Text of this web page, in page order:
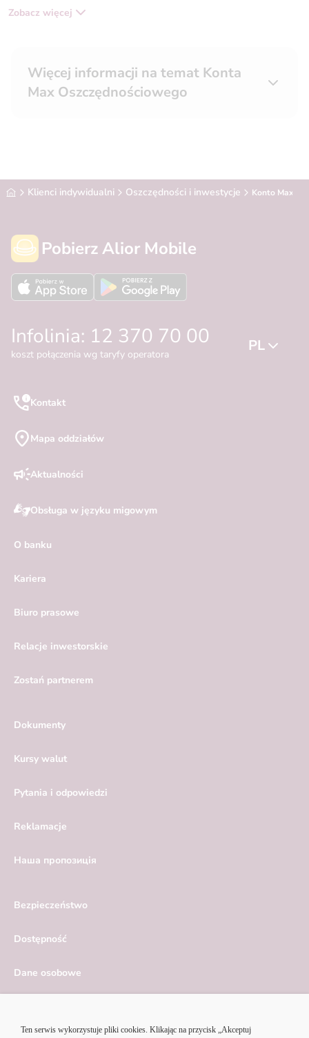
Zobacz więcej
Więcej informacji na temat Konta
Max Oszczędnościowego
Alior BankKlienci indywidualni Oszczędności i inwestycje Konto Max
Pobierz Alior Mobile
Infolinia: 12 370 70 00
koszt połączenia wg taryfy operatora PL
Kontakt
Mapa oddziałów
Aktualności
Obsługa w języku migowym
O banku
Kariera
Biuro prasowe
Relacje inwestorskie
Zostań partnerem
Dokumenty
Kursy walut
Pytania i odpowiedzi
Reklamacje
Hаша пропозиція
Bezpieczeństwo
Dostępność
Dane osobowe